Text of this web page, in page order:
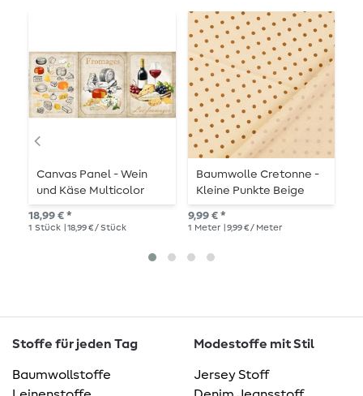
Canvas Panel - Wein
und Käse Multicolor
18,99 € *
1 Stück | 18,99 € / Stück
Baumwolle Cretonne -
Kleine Punkte Beige
Sand Wash
9,99 € *
1 Meter | 9,99 € / Meter
Stoffe für jeden Tag
Baumwollstoffe
Modestoffe mit Stil
Jersey Stoff